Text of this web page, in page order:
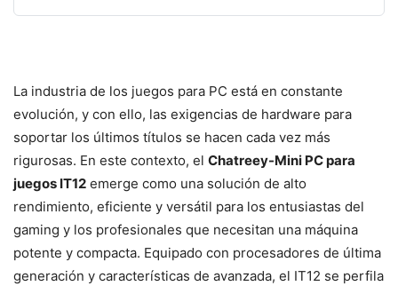
La industria de los juegos para PC está en constante
evolución, y con ello, las exigencias de hardware para
soportar los últimos títulos se hacen cada vez más
rigurosas. En este contexto, el Chatreey-Mini PC para
juegos IT12 emerge como una solución de alto
rendimiento, eficiente y versátil para los entusiastas del
gaming y los profesionales que necesitan una máquina
potente y compacta. Equipado con procesadores de última
generación y características de avanzada, el IT12 se perfila